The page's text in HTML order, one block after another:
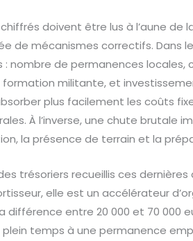
doivent être lus à l’aune de
de mécanismes correctifs. Dans
: nombre de permanences
militante, et
plus facilement les coûts
À l’inverse, une chute brutale
la présence de terrain et la
trésoriers recueillis ces dernières
elle est un accélérateur
entre 20 000 et 70 000
plein temps à une permanence